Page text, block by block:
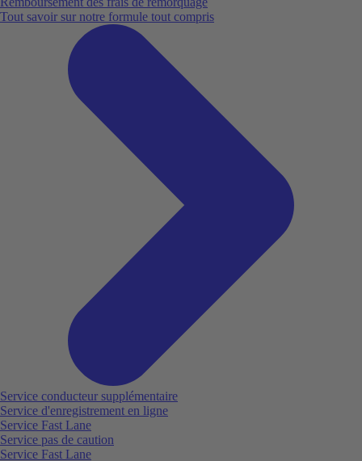
Tout savoir sur notre formule tout compris
Service conducteur supplémentaire
Service d'enregistrement en ligne
Service Fast Lane
Service pas de caution
Service Fast Lane